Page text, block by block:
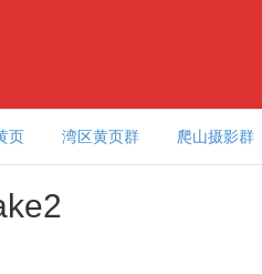
页 湾区黄页群 爬山摄影群